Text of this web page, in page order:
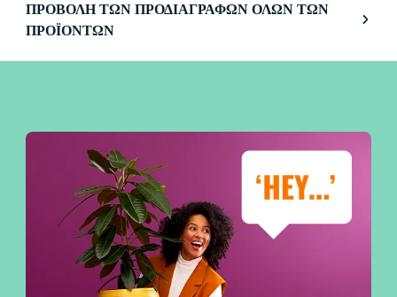
ΠΡΟΒΟΛΉ ΤΩΝ ΠΡΟΔΙΑΓΡΑΦΏΝ ΌΛΩΝ ΤΩΝ
ΠΡΟΪΌΝΤΩΝ